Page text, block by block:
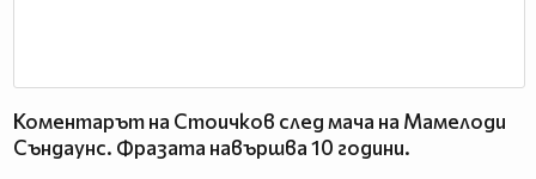
Коментарът на Стоичков след мача на Мамелоди
Съндаунс. Фразата навършва 10 години.